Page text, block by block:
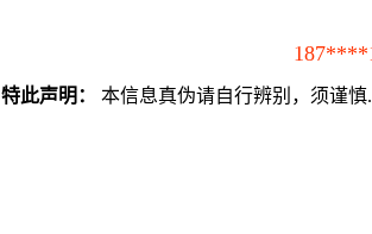
特此声明： 本信息真伪请自行辨别，须谨